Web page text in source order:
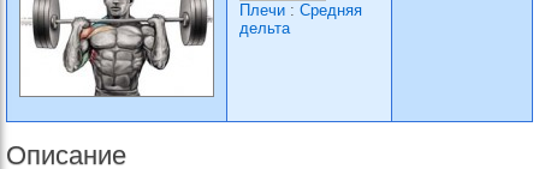
Плечи : Средняя
дельта
Описание